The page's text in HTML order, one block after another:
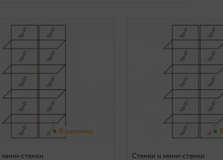
В наличии
мини-стенки
Стенки и мини-стенки